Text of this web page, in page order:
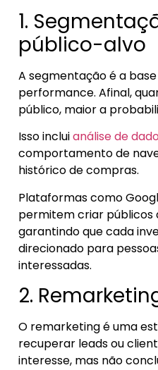
1.
público-alvo
A segmentação é a
performance. Afinal,
público, maior a
Isso incluianálise de
comportamento de
histórico de compras.
Plataformas como
permitem criar
garantindo que cada
direcionado para
interessadas.
2.
O remarketing é uma
recuperar leads ou
interesse, mas não